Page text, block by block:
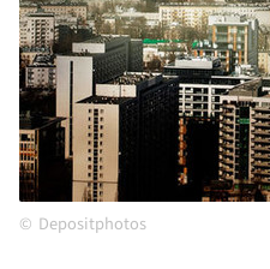
Depositphotos